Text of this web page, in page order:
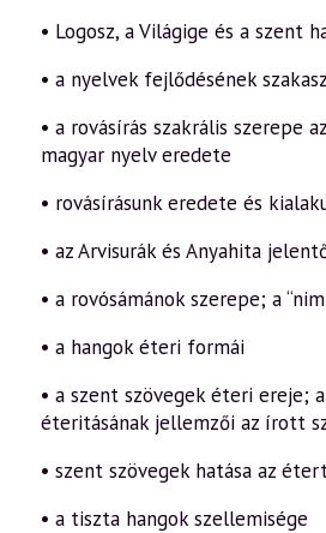
29.
rész
mennyiség
• Logosz, a Világige és a szent
• a nyelvek fejlődésének
• a rovásírás szakrális szerepe
magyar nyelv eredete
• rovásírásunk eredete és
• az Arvisurák és Anyahita
• a rovósámánok szerepe; a
• a hangok éteri formái
• a szent szövegek éteri ereje;
éteritásának jellemzői az írott
• szent szövegek hatása az
• a tiszta hangok szellemisége